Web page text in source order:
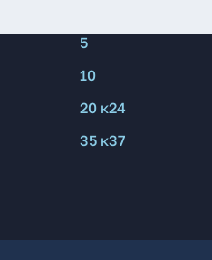
5
10
20 к24
35 к37